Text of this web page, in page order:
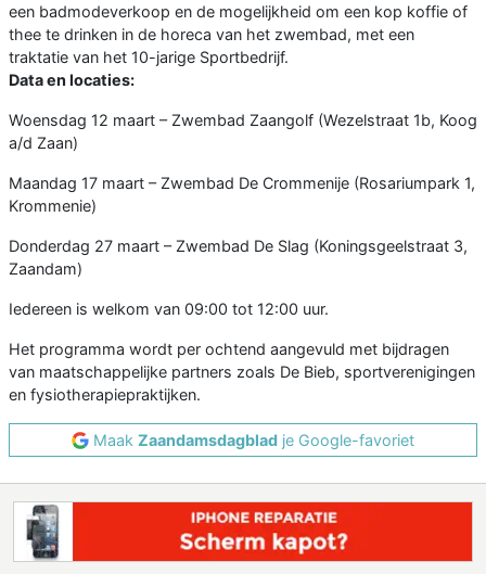
een badmodeverkoop en de mogelijkheid om een kop koffie of
thee te drinken in de horeca van het zwembad, met een
traktatie van het 10-jarige Sportbedrijf.
Data en locaties:
Woensdag 12 maart – Zwembad Zaangolf (Wezelstraat 1b, Koog
a/d Zaan)
Maandag 17 maart – Zwembad De Crommenije (Rosariumpark 1,
Krommenie)
Donderdag 27 maart – Zwembad De Slag (Koningsgeelstraat 3,
Zaandam)
Iedereen is welkom van 09:00 tot 12:00 uur.
Het programma wordt per ochtend aangevuld met bijdragen
van maatschappelijke partners zoals De Bieb, sportverenigingen
en fysiotherapiepraktijken.
Maak Zaandamsdagblad je Google-favoriet